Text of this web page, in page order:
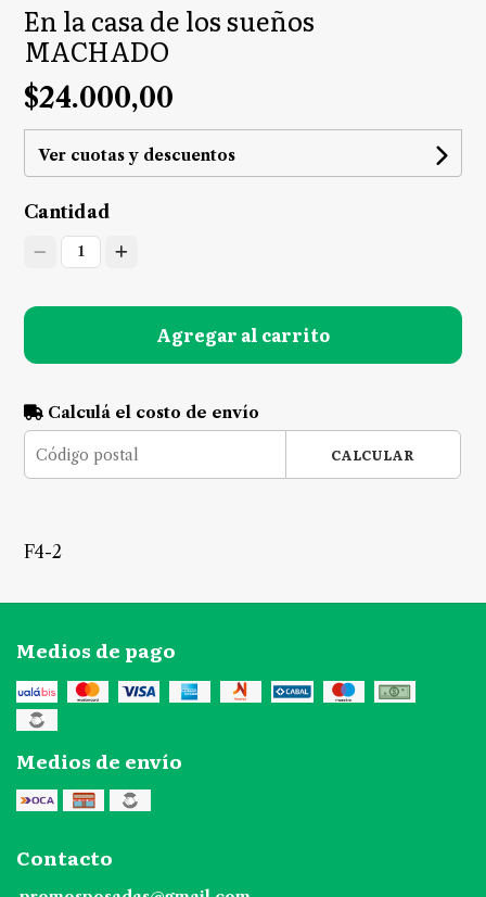
En la casa de los sueños
MACHADO
$24.000,00
Ver cuotas y descuentos
Cantidad
1
Agregar al carrito
Calculá el costo de envío
CALCULAR
F4-2
Medios de pago
Medios de envío
Contacto